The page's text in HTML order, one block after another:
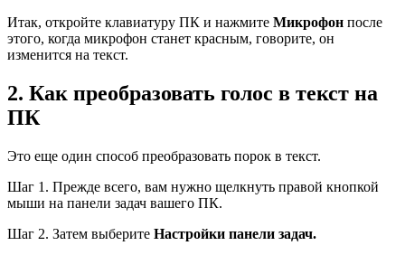
Итак, откройте клавиатуру ПК и нажмите Микрофон после
этого, когда микрофон станет красным, говорите, он
изменится на текст.
2. Как преобразовать голос в текст на
ПК
Это еще один способ преобразовать порок в текст.
Шаг 1. Прежде всего, вам нужно щелкнуть правой кнопкой
мыши на панели задач вашего ПК.
Шаг 2. Затем выберите Настройки панели задач.